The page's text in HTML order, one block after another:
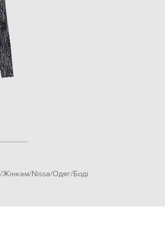
Жінкам Nissa Одяг Боді